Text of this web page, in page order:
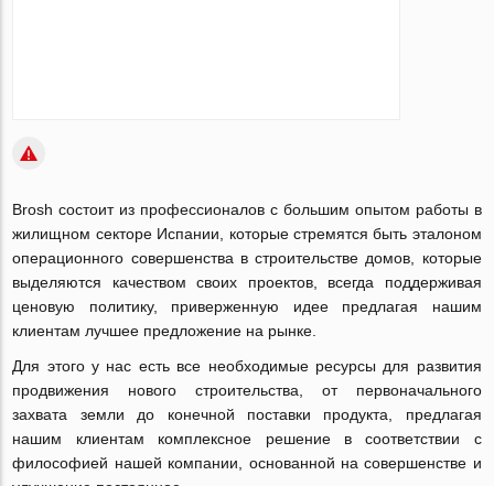
Brosh состоит из профессионалов с большим опытом работы в
жилищном секторе Испании, которые стремятся быть эталоном
операционного совершенства в строительстве домов, которые
выделяются качеством своих проектов, всегда поддерживая
ценовую политику, приверженную идее предлагая нашим
клиентам лучшее предложение на рынке.
Для этого у нас есть все необходимые ресурсы для развития
продвижения нового строительства, от первоначального
захвата земли до конечной поставки продукта, предлагая
нашим клиентам комплексное решение в соответствии с
философией нашей компании, основанной на совершенстве и